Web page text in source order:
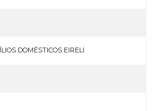
DOMÉSTICOS EIRELI